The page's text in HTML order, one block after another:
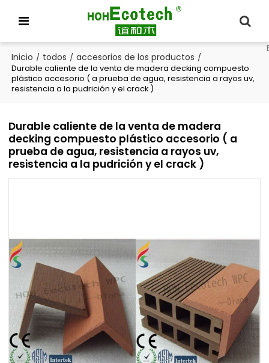
Inicio / todos / accesorios de los productos /
Durable caliente de la venta de madera decking compuesto
plástico accesorio ( a prueba de agua, resistencia a rayos uv,
resistencia a la pudrición y el crack )
Durable caliente de la venta de madera
decking compuesto plástico accesorio ( a
prueba de agua, resistencia a rayos uv,
resistencia a la pudrición y el crack )